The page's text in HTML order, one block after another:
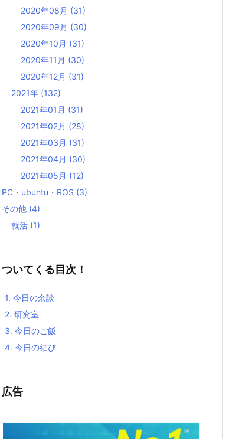
2020年08月 (31)
2020年09月 (30)
2020年10月 (31)
2020年11月 (30)
2020年12月 (31)
2021年 (132)
2021年01月 (31)
2021年02月 (28)
2021年03月 (31)
2021年04月 (30)
2021年05月 (12)
PC・ubuntu・ROS (3)
その他 (4)
就活 (1)
ついてくる目次！
1. 今日の余談
2. 研究室
3. 今日のご飯
4. 今日の結び
広告